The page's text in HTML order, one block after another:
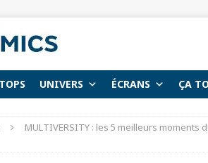
TOPS UNIVERS ÉCRANS ÇA
MULTIVERSITY : les 5 meilleurs moments